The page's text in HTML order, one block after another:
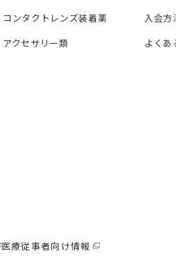
コンタクトレンズ装着薬
アクセサリー類
入会方
よくあ
医療従事者向け情報